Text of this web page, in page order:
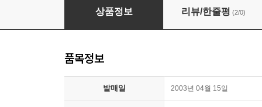
Skid Row - Slave To The Grind
상품정보 리뷰/한줄평 (2/0)
품목정보
발매일 2003년 04월 15일